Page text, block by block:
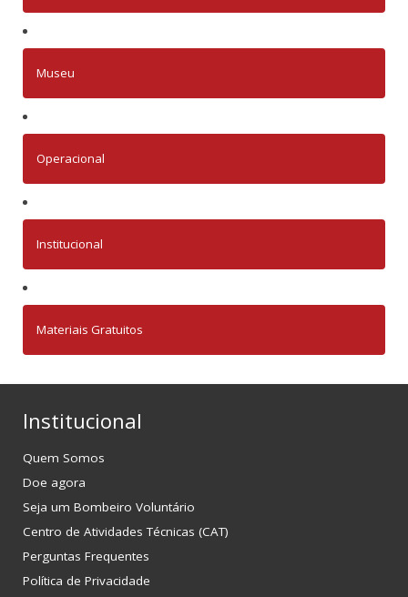
Museu
Operacional
Institucional
Materiais Gratuitos
Institucional
Quem Somos
Doe agora
Seja um Bombeiro Voluntário
Centro de Atividades Técnicas (CAT)
Perguntas Frequentes
Política de Privacidade